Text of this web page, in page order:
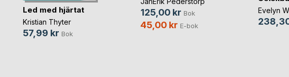
Led med hjärtat
Kristian Thyter
57,99 kr Bok
125,00 kr Bok
45,00 kr E-bok
Evelyn